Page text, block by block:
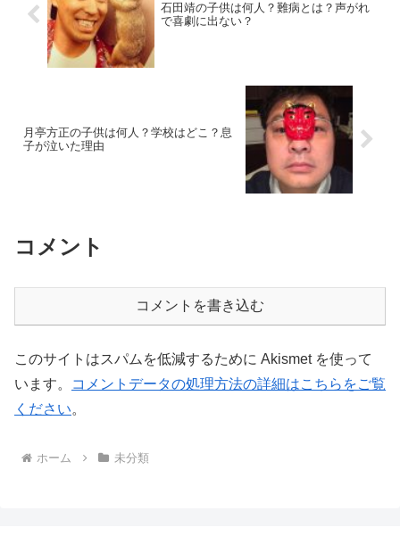
石田靖の子供は何人？難病とは？声がれ
で喜劇に出ない？
月亭方正の子供は何人？学校はどこ？息
子が泣いた理由
コメント
コメントを書き込む
このサイトはスパムを低減するために Akismet を使って
います。
コメントデータの処理方法の詳細はこちらをご覧
ください。
ホーム 未分類